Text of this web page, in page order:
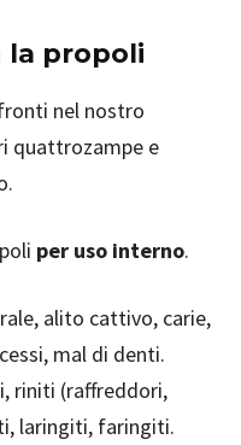
la propoli
nel nostro
quattrozampe e
per uso interno.
alito cattivo, carie,
mal di denti.
riniti (raffreddori,
laringiti, faringiti.